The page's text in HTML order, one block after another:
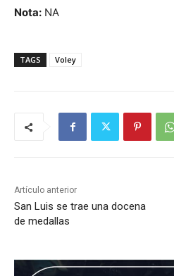
Nota: NA
TAGS Voley
Artículo anterior
San Luis se trae una docena
de medallas